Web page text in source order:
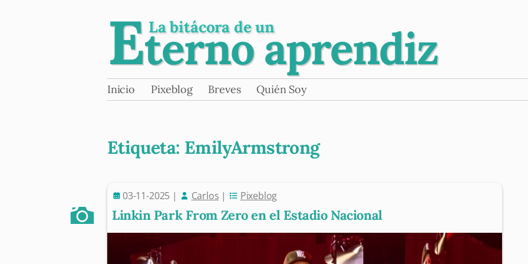
Eterno aprendiz
La bitácora de un
Skip
Inicio Pixeblog Breves Quién Soy
Etiqueta: EmilyArmstrong
Post navigation
03-11-2025 | Carlos | Pixeblog
Linkin Park From Zero en el Estadio Nacional